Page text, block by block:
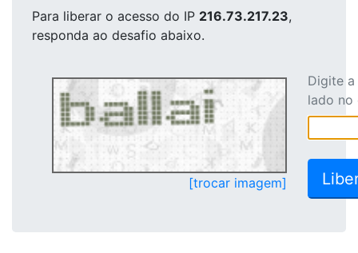
Para liberar o acesso do IP 216.73.217.23,
responda ao desafio abaixo.
[trocar imagem]
Digite
lado no